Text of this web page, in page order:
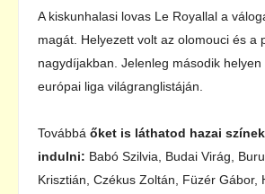
A kiskunhalasi lovas Le Royallal a
magát. Helyezett volt az olomouci és a
nagydíjakban. Jelenleg második helyen
európai liga világranglistáján.
Továbbá őket is láthatod hazai
indulni: Babó Szilvia, Budai Virág,
Krisztián, Czékus Zoltán, Füzér Gábor,